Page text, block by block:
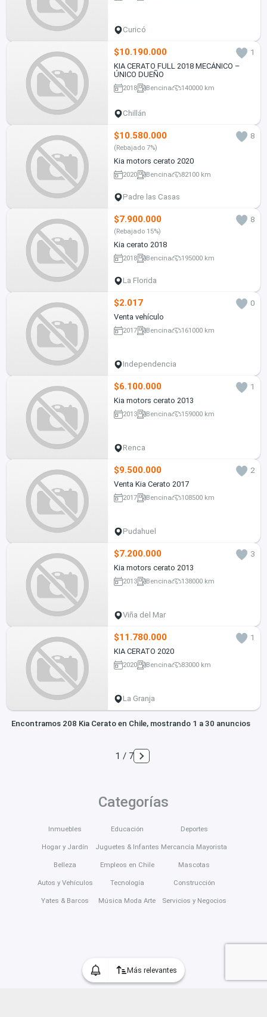
Más relevantes
Curicó
$10.190.000
1
KIA CERATO FULL 2018 MECÁNICO –
ÚNICO DUEÑO
2018 Bencina 140000 km
Chillán
$10.580.000 8
(Rebajado 7%)
Kia motors cerato 2020
2020 Bencina 82100 km
Padre las Casas
$7.900.000 8
(Rebajado 15%)
Kia cerato 2018
2018 Bencina 195000 km
La Florida
$2.017
0
Venta vehículo
2017 Bencina 161000 km
Independencia
$6.100.000
1
Kia motors cerato 2013
2013 Bencina 159000 km
Renca
$9.500.000
2
Venta Kia Cerato 2017
2017 Bencina 108500 km
Pudahuel
$7.200.000
3
Kia motors cerato 2013
2013 Bencina 138000 km
Viña del Mar
$11.780.000
1
KIA CERATO 2020
2020 Bencina 83000 km
La Granja
Encontramos 208 Kia Cerato en Chile, mostrando 1 a 30 anuncios
1 / 7
Categorías
Inmuebles
Hogar y Jardín
Belleza
Autos y Vehículos
Yates & Barcos
Educación
Juguetes & Infantes
Empleos en Chile
Tecnología
Música Moda Arte
Deportes
Mercancía Mayorista
Mascotas
Construcción
Servicios y Negocios